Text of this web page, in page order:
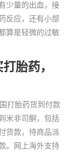
少量的出血，接
反应，还有小部
算是轻微的过敏
胎药，
打胎药货到付款
米非司酮，包括
货款，待商品派
。网上海外支持